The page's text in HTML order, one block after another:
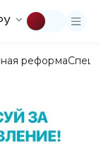
реформа